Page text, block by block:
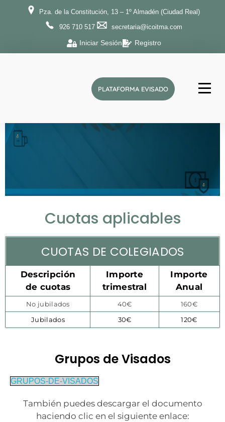
Pza. de la Constitución, 13 – 1º Almadén (Ciudad Real)
926 710 517
secretaria@icoitma.com
Iniciar Sesión Registro
ICOITMA
Ilustre Colegio Oficial de Ingenieros Técnicos de Minas y Graduados en Minas y Energía de la provincia de Ciudad Real
PLATAFORMA EVISADO
Cuotas aplicables
CUOTAS DE COLEGIADOS
Descripción
de cuotas
Importe
trimestral
Importe
Anual
No jubilados 40€
160€
Jubilados
30€ 120€
Grupos de Visados
GRUPOS-DE-VISADOS
También puedes descargar el documento
haciendo clic en el siguiente enlace: